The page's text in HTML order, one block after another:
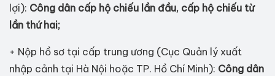
lợi): Công dân cấp hộ chiếu lần đầu, cấp hộ chiếu từ
lần thứ hai;
+ Nộp hồ sơ tại cấp trung ương (Cục Quản lý xuất
nhập cảnh tại Hà Nội hoặc TP. Hồ Chí Minh): Công dân